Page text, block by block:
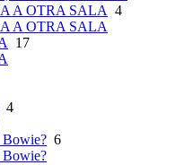
A OTRA SALA 4
A OTRA SALA
17
4
Bowie? 6
Bowie?